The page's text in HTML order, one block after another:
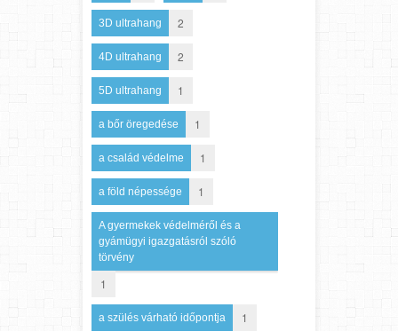
3D ultrahang 2
4D ultrahang 2
5D ultrahang 1
a bőr öregedése 1
a család védelme 1
a föld népessége 1
A gyermekek védelméről és a
gyámügyi igazgatásról szóló
törvény
1
a szülés várható időpontja 1